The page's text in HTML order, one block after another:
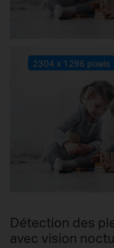
2304 x 1296 pixels
Détection des
avec vision